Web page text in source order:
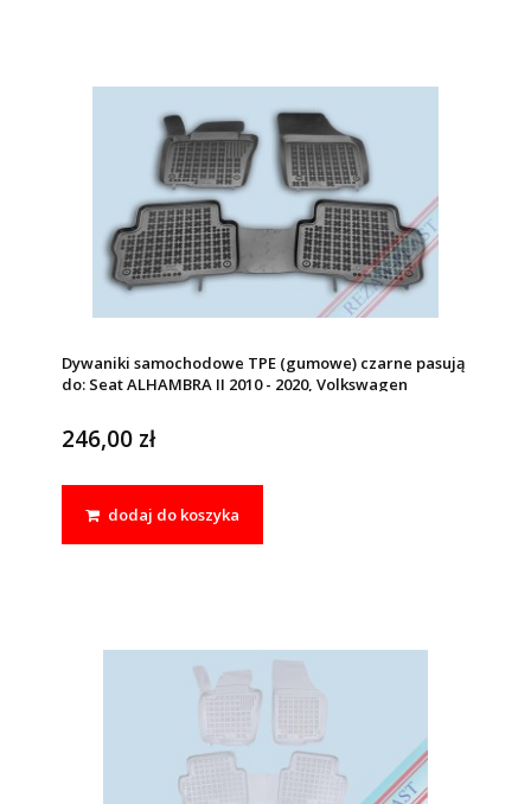
Dywaniki samochodowe TPE (gumowe) czarne pasują
do: Seat ALHAMBRA II 2010 - 2020, Volkswagen
246,00 zł
dodaj do koszyka